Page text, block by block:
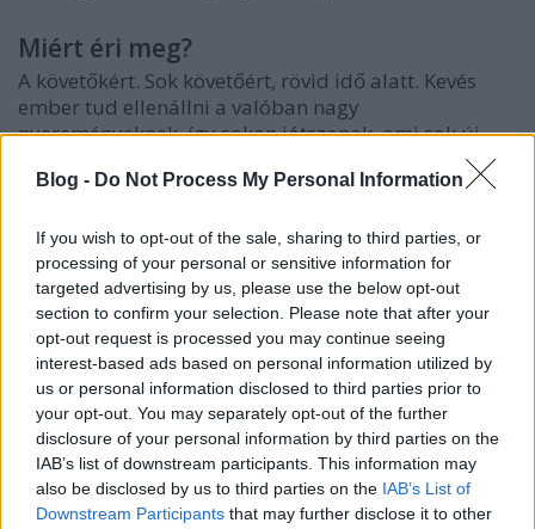
Blog - Do Not Process My Personal Information
If you wish to opt-out of the sale, sharing to third parties, or
processing of your personal or sensitive information for
targeted advertising by us, please use the below opt-out
section to confirm your selection. Please note that after your
opt-out request is processed you may continue seeing
interest-based ads based on personal information utilized by
us or personal information disclosed to third parties prior to
your opt-out. You may separately opt-out of the further
disclosure of your personal information by third parties on the
IAB’s list of downstream participants. This information may
also be disclosed by us to third parties on the IAB’s List of
Downstream Participants that may further disclose it to other
Miért éri meg?
A követőkért. Sok követőért, rövid idő alatt. Kevés
ember tud ellenállni a valóban nagy
nyereményeknek, így sokan játszanak, ami sok új
követőt jelent az összes résztvevő profilnak. Pedig
sokszor ha megnézzük, nem is olyan nagy a
értékben és ezért be kell követnünk 50 profilt? Ez azt
jelenti, hogy minden résztvevő influencer/márka csak
2000 Forintot költött a nyereményjátékra, amiből
rengeteg követőt profitált. Sok esetben a sorsolás
tárgya olyan termék vagy termékek, amiket az
influencerek ajándékba kaptak támogatóiktól, a
cégektől, akikkel együttműködnek - így nekik
semmibe sem kerül elindítani a nyereményjátékot.
Sok követő gyorsan és kevés belefektetett energia és
pénz? Erre nyilván mindenki igent mondana.
A legtöbb játéknál azonban valóban drága